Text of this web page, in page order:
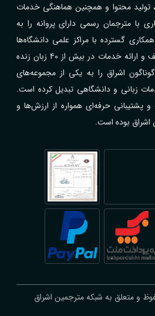
تولید محتوا و همچنین هماهنگی خدمات
با مترجمان رسمی دارای پروانه را به
گسترده با مراکز علمی دانشگاه‌ها
شرکت‌ها و سازمان‌های مختلف و ارائه خدمات در بیش از ۴۰ زبان زنده
اشراق را به یکی از مجموعه‌های
زبانی و دانشگاهی تبدیل کرده است.
حرفه‌ای همواره از ارزش‌ها و
اشراق بوده است.
و متعلق به شبکه مترجمین اشراق